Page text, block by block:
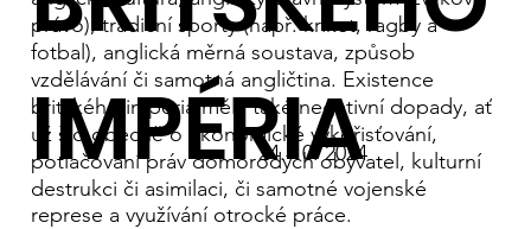
právo), tradiční sporty (např. kriket, ragby a
fotbal), anglická měrná soustava, způsob
vzdělávání či samotná angličtina. Existence
britského impéria měla také negativní dopady, ať
už šlo obecně o ekonomické vykořisťování,
potlačování práv domorodých obyvatel, kulturní
destrukci či asimilaci, či samotné vojenské
represe a využívání otrocké práce.
IMPÉRIA
24. 10. 2024